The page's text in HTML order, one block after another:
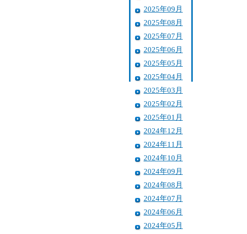
2025年09月
2025年08月
2025年07月
2025年06月
2025年05月
2025年04月
2025年03月
2025年02月
2025年01月
2024年12月
2024年11月
2024年10月
2024年09月
2024年08月
2024年07月
2024年06月
2024年05月